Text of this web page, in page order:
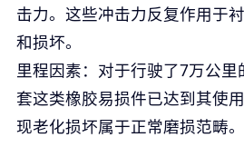
击力。这些冲击力反复作用于
和损坏。
里程因素：对于行驶了7万公
套这类橡胶易损件已达到其使
现老化损坏属于正常磨损范畴。